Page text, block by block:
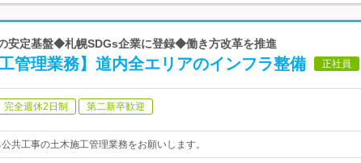
安定基盤◆札幌SDGs企業に登録◆働き方改革を推進
管理業務】道内全エリアのインフラ整備 正社員
完全週休2日制 第二新卒歓迎
共工事の土木施工管理業務をお願いします。